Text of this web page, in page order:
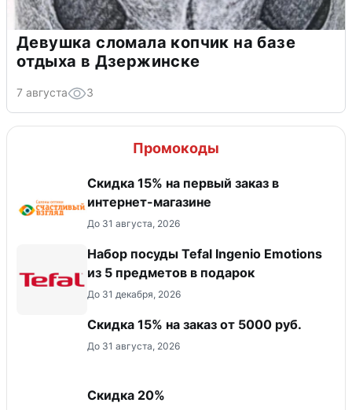
Девушка сломала копчик на базе
отдыха в Дзержинске
7 августа 3
Промокоды
Скидка 15% на первый заказ в
интернет-магазине
До 31 августа, 2026
Набор посуды Tefal Ingenio Emotions
из 5 предметов в подарок
До 31 декабря, 2026
Скидка 15% на заказ от 5000 руб.
До 31 августа, 2026
Скидка 20%